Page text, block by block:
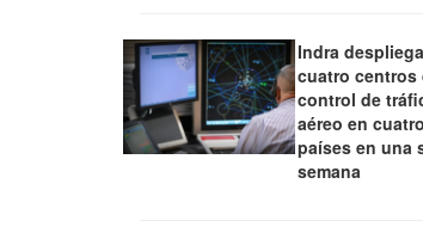
Indra despliega
cuatro centros
control de
aéreo en cuatro
países en una
semana